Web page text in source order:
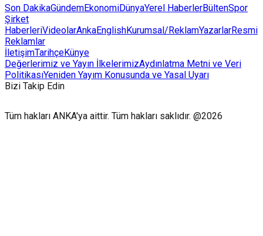
Son DakikaGündemEkonomiDünyaYerel HaberlerBültenSpor
Şirket
HaberleriVideolarAnkaEnglishKurumsal/ReklamYazarlarResmi
Reklamlar
İletişimTarihçeKünye
Değerlerimiz ve Yayın İlkelerimizAydınlatma Metni ve Veri
PolitikasıYeniden Yayım Konusunda ve Yasal Uyarı
Bizi Takip Edin
Tüm hakları ANKA'ya aittir. Tüm hakları saklıdır. @2026